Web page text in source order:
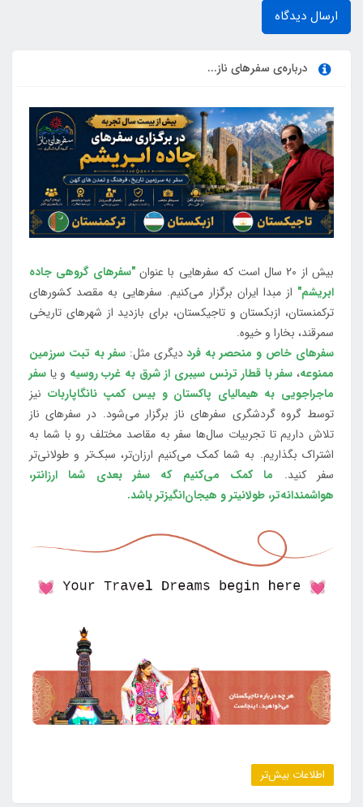
ارسال دیدگاه
درباره‌ی سفرهای ناز...
بیش از 20 سال است که سفرهایی با عنوان
"سفرهای گروهی جاده
ابریشم" از مبدا ایران برگزار می‌کنیم. سفرهایی به مقصد کشورهای
ترکمنستان، ازبکستان و تاجیکستان، برای بازدید از شهرهای تاریخی
سمرقند، بخارا و خیوه.
سفرهای خاص و منحصر به فرددیگری مثل:سفر به تبت سرزمین
ممنوعه، سفر با قطار ترنس سیبری از شرق به غرب روسیه و یا سفر
ماجراجویی به هیمالیای پاکستان و بیس کمپ نانگاپاربات نیز
توسط گروه گردشگری سفرهای ناز برگزار می‌شود. در سفرهای ناز
تلاش داریم تا تجربیات سال‌ها سفر به مقاصد مختلف رو با شما به
اشتراک بگذاریم. به شما کمک می‌کنیم ارزان‌تر، سبک‌تر و طولانی‌تر
سفر کنید. ما کمک می‌کنیم که سفر بعدی شما ارزانتر،
هواشمندانه‌تر، طولانی‎تر و هیجان‌انگیزتر باشد.
اطلاعات بیش‌تر